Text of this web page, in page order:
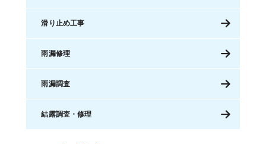
滑り止め工事
雨漏修理
雨漏調査
結露調査・修理